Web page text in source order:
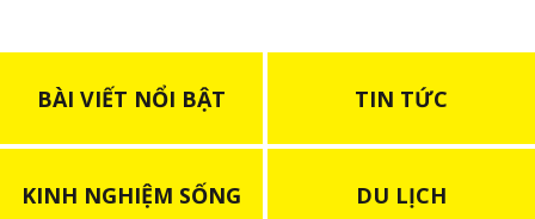
BÀI VIẾT NỔI BẬT TIN TỨC
KINH NGHIỆM SỐNG DU LỊCH